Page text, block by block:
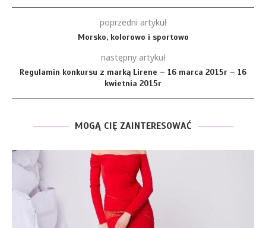
poprzedni artykuł
Morsko, kolorowo i sportowo
następny artykuł
Regulamin konkursu z marką Lirene – 16 marca 2015r – 16
kwietnia 2015r
MOGĄ CIĘ ZAINTERESOWAĆ